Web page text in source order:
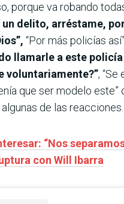
porque va robando
un delito, arréstame,
“Por más policías
llamarle a este policía
voluntariamente?”, “Se
que ser modelo este”
de las reacciones.
“Nos
con Will Ibarra